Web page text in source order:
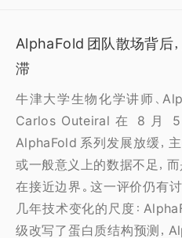
AlphaFold 团队散场背后
滞
牛津大学生物化学讲师、
Carlos Outeiral 在 8 月
AlphaFold 系列发展放缓，
或一般意义上的数据不足，
在接近边界。这一评价仍有
几年技术变化的尺度：
级改写了蛋白质结构预测，